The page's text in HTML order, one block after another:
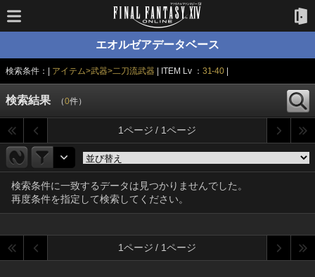
エオルゼアデータベース
検索条件：| アイテム>武器>二刀流武器 | ITEM Lv ： 31-40
検索結果 （0件）
1ページ / 1ページ
検索条件に一致するデータは見つかりませんでした。
再度条件を指定して検索してください。
1ページ / 1ページ